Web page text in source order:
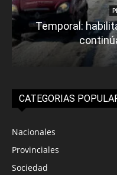
Temporal:
CATEGORIAS
Nacionales
Provinciales
Sociedad